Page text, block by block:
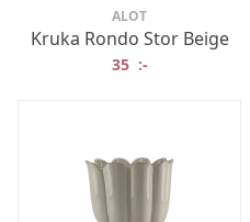
ALOT
Kruka Rondo Stor Beige
35 :-